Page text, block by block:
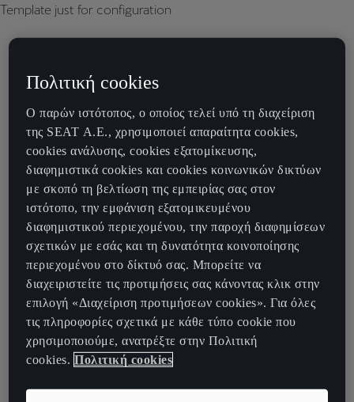
Template just for configuration
Πολιτική cookies
Ο παρών ιστότοπος, ο οποίος τελεί υπό τη διαχείριση
της SEAT Α.Ε., χρησιμοποιεί απαραίτητα cookies,
cookies ανάλυσης, cookies εξατομίκευσης,
διαφημιστικά cookies και cookies κοινωνικών δικτύων
με σκοπό τη βελτίωση της εμπειρίας σας στον
ιστότοπο, την εμφάνιση εξατομικευμένου
διαφημιστικού περιεχομένου, την παροχή διαφημίσεων
σχετικών με εσάς και τη δυνατότητα κοινοποίησης
περιεχομένου στο δίκτυό σας. Μπορείτε να
διαχειριστείτε τις προτιμήσεις σας κάνοντας κλικ στην
επιλογή «Διαχείριση προτιμήσεων cookies». Για όλες
τις πληροφορίες σχετικά με κάθε τύπο cookie που
χρησιμοποιούμε, ανατρέξτε στην Πολιτική
cookies. Πολιτική cookies